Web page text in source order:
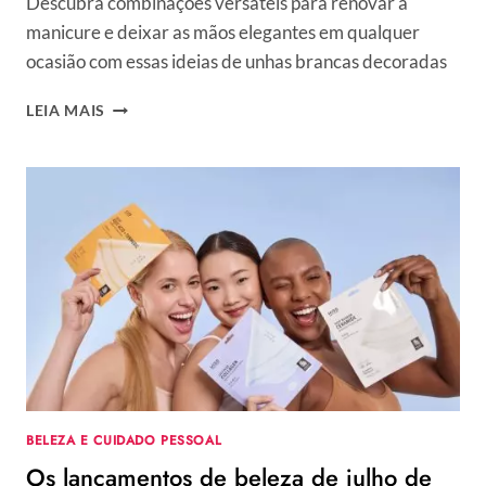
manicure e deixar as mãos elegantes em qualquer
ocasião com essas ideias de unhas brancas decoradas
LEIA MAIS
UNHAS
DECORADAS
FÁCEIS
DE
FAZER
BELEZA E CUIDADO PESSOAL
Os lançamentos de beleza de julho de